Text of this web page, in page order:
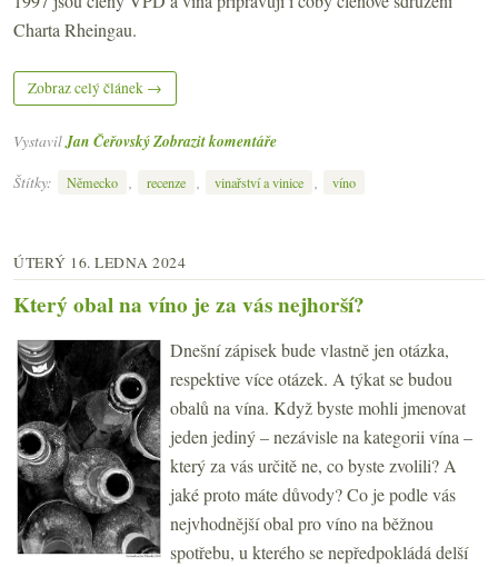
Charta Rheingau.
Zobraz celý článek →
VystavilJan ČeřovskýZobrazit komentáře
Štítky:
Německo , recenze , vinařství a vinice , víno
ÚTERÝ 16. LEDNA 2024
Který obal na víno je za vás nejhorší?
Dnešní zápisek bude vlastně jen otázka,
respektive více otázek. A týkat se budou
obalů na vína. Když byste mohli jmenovat
jeden jediný – nezávisle na kategorii vína –
který za vás určitě ne, co byste zvolili? A
jaké proto máte důvody? Co je podle vás
nejvhodnější obal pro víno na běžnou
spotřebu, u kterého se nepředpokládá delší